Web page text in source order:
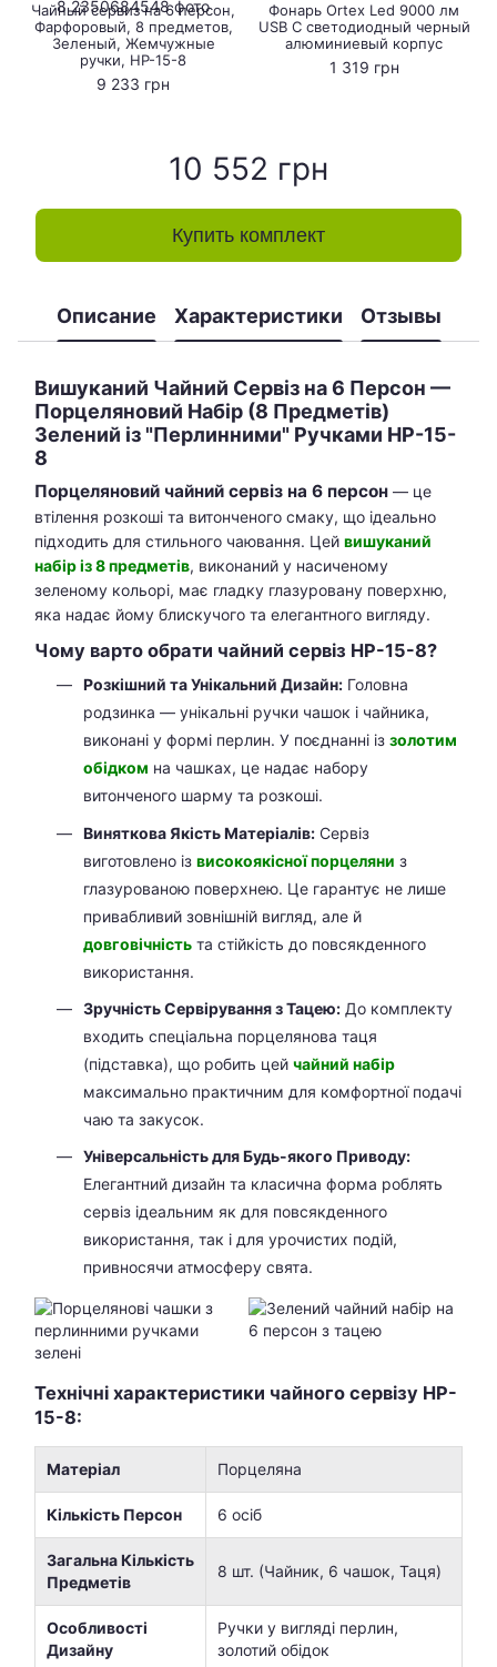
Чайный сервиз на 6 персон,
Фарфоровый, 8 предметов,
Зеленый, Жемчужные
ручки, HP-15-8
9 233 грн
Фонарь Ortex Led 9000 лм
USB C светодиодный черный
алюминиевый корпус
1 319 грн
10 552 грн
Купить комплект
Описание Характеристики Отзывы
Вишуканий Чайний Сервіз на 6 Персон —
Порцеляновий Набір (8 Предметів)
Зелений із "Перлинними" Ручками HP-15-
8
Порцеляновий чайний сервіз на 6 персон — це
втілення розкоші та витонченого смаку, що ідеально
підходить для стильного чаювання. Цей вишуканий
набір із 8 предметів, виконаний у насиченому
зеленому кольорі, має гладку глазуровану поверхню,
яка надає йому блискучого та елегантного вигляду.
Чому варто обрати чайний сервіз HP-15-8?
Розкішний та Унікальний Дизайн: Головна
родзинка — унікальні ручки чашок і чайника,
виконані у формі перлин. У поєднанні із золотим
обідком на чашках, це надає набору
витонченого шарму та розкоші.
Виняткова Якість Матеріалів: Сервіз
виготовлено із високоякісної порцеляни з
глазурованою поверхнею. Це гарантує не лише
привабливий зовнішній вигляд, але й
довговічність та стійкість до повсякденного
використання.
Зручність Сервірування з Тацею: До комплекту
входить спеціальна порцелянова таця
(підставка), що робить цей чайний набір
максимально практичним для комфортної подачі
чаю та закусок.
Універсальність для Будь-якого Приводу:
Елегантний дизайн та класична форма роблять
сервіз ідеальним як для повсякденного
використання, так і для урочистих подій,
привносячи атмосферу свята.
Технічні характеристики чайного сервізу HP-
15-8:
Матеріал Порцеляна
Кількість Персон 6 осіб
Загальна Кількість
Предметів
8 шт. (Чайник, 6 чашок, Таця)
Особливості
Дизайну
Ручки у вигляді перлин,
золотий обідок